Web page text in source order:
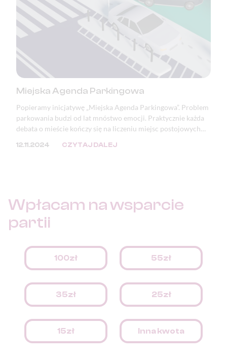
Miejska Agenda Parkingowa
Popieramy inicjatywę „Miejska Agenda Parkingowa”. Problem
parkowania budzi od lat mnóstwo emocji. Praktycznie każda
debata o mieście kończy się na liczeniu miejsc postojowych
zdewastowaną zieleń. Mimo, że problem ten doskwiera
12.11.2024 CZYTAJ DALEJ
Wpłacam nawsparcie
partii
100zł 55zł
35zł 25zł
15zł Inna kwota